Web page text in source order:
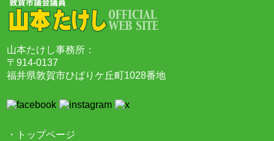
山本たけし事務所：
〒914-0137
福井県敦賀市ひばりケ丘町1028番地
・トップページ